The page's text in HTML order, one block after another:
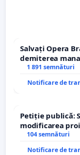
Salvați Opera
demiterea
Petrean Lucian-
1 891 semnături
Notificare de
Petiție publică:
modificarea
– Hanu
traseului în
104 semnături
Notificare de